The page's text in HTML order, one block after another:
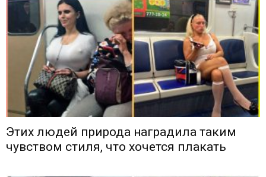
Этих людей природа наградила таким
чувством стиля, что хочется плакать